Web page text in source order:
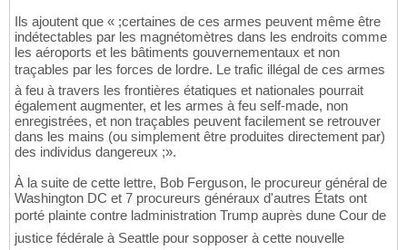
Ils ajoutent que « ;certaines de ces armes peuvent même être
indétectables par les magnétomètres dans les endroits comme
les aéroports et les bâtiments gouvernementaux et non
traçables par les forces de lordre. Le trafic illégal de ces armes
à feu à travers les frontières étatiques et nationales pourrait
également augmenter, et les armes à feu self-made, non
enregistrées, et non traçables peuvent facilement se retrouver
dans les mains (ou simplement être produites directement par)
des individus dangereux ;».
À la suite de cette lettre, Bob Ferguson, le procureur général de
Washington DC et 7 procureurs généraux d'autres États ont
porté plainte contre ladministration Trump auprès dune Cour de
justice fédérale à Seattle pour sopposer à cette nouvelle